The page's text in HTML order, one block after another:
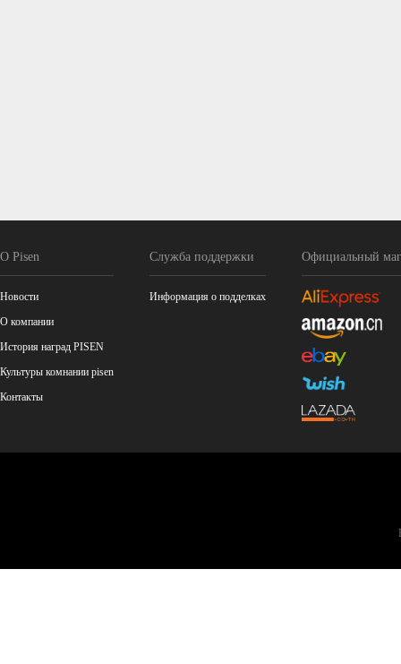
О Pisen
Новости
О компании
История наград PISEN
Культуры комнании pisen
Контакты
Служба поддержки
Информация о подделках
Официальный